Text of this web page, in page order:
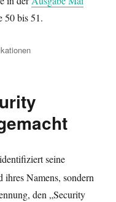
50 bis 51.
seine
ihres Namens, sondern
den „Security